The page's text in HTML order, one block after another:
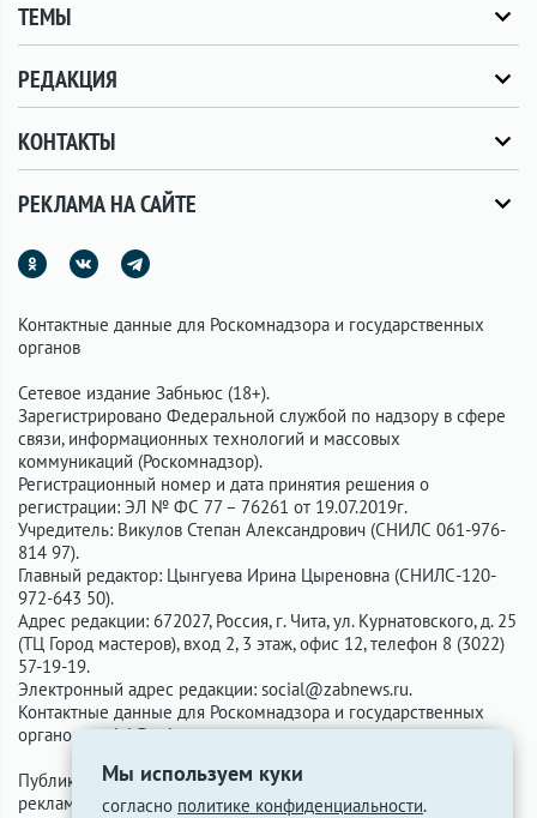
Мы используем куки
согласно политике конфиденциальности.
ТЕМЫ
РЕДАКЦИЯ
КОНТАКТЫ
РЕКЛАМА НА САЙТЕ
Контактные данные для Роскомнадзора и государственных
органов
Сетевое издание Забньюс (18+).
Зарегистрировано Федеральной службой по надзору в сфере
связи, информационных технологий и массовых
коммуникаций (Роскомнадзор).
Регистрационный номер и дата принятия решения о
регистрации: ЭЛ № ФС 77 – 76261 от 19.07.2019г.
Учредитель: Викулов Степан Александрович (СНИЛС 061-976-
814 97).
Главный редактор: Цынгуева Ирина Цыреновна (СНИЛС-120-
972-643 50).
Адрес редакции: 672027, Россия, г. Чита, ул. Курнатовского, д. 25
(ТЦ Город мастеров), вход 2, 3 этаж, офис 12, телефон 8 (3022)
57-19-19.
Электронный адрес редакции: social@zabnews.ru.
Контактные данные для Роскомнадзора и государственных
органов:
social@zabnews.ru.
Публикации с пометками «Реклама», «Выборы» оплачены
рекламодателем. Редакция сайта не несёт ответственности за